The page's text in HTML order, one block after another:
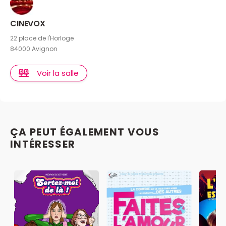
CINEVOX
22 place de l'Horloge
84000 Avignon
Voir la salle
ÇA PEUT ÉGALEMENT VOUS
INTÉRESSER